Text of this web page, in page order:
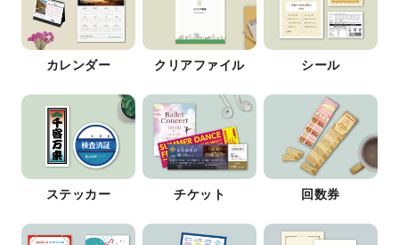
カレンダー クリアファイル シール
ステッカー チケット 回数券